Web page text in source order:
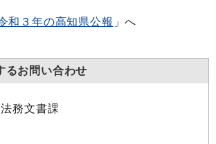
和３年の高知県公報 」へ
るお問い合わせ
務文書課